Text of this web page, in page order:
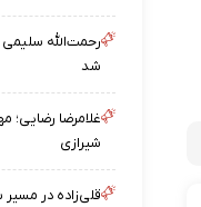
رحمت‌الله
شد
غلامرضا
شیرازی
قلی‌زاده در